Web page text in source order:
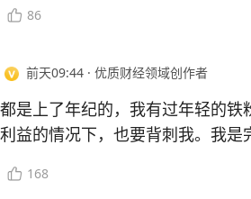
86
前天09:44 · 优质财经领域创作者
是上了年纪的，我有过年轻的铁
益的情况下，也要背刺我。我是
最开始我认为是自己的问题，一
168